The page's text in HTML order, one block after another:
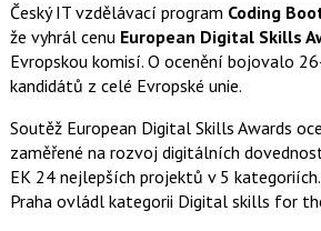
Český IT vzdělávací program Coding
že vyhrál cenu European Digital Skills
Evropskou komisí. O ocenění bojovalo
kandidátů z celé Evropské unie.
Soutěž European Digital Skills Awards
zaměřené na rozvoj digitálních
EK 24 nejlepších projektů v 5
Praha ovládl kategorii Digital skills for